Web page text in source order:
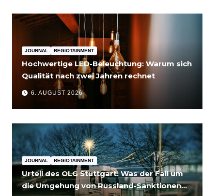
JOURNAL REGIOTAINMENT
Hochwertige LED-Beleuchtung: Warum sich
Qualität nach zwei Jahren rechnet
6. AUGUST 2026
JOURNAL REGIOTAINMENT
Urteil des OLG Stuttgart: Was der Fall um
die Umgehung von Russland-Sanktionen